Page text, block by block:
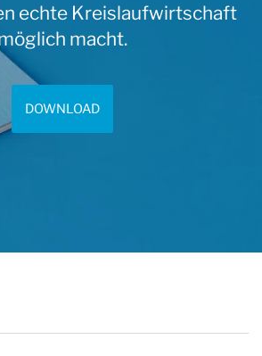
echte Kreislaufwirtschaft
macht.
DOWNLOAD